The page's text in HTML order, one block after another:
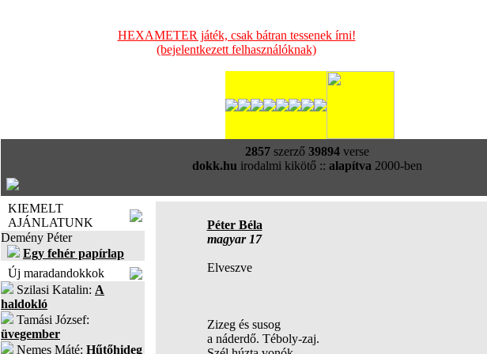
HEXAMETER játék, csak bátran tessenek írni!
(bejelentkezett felhasználóknak)
2857szerző 39894verse
dokk.hu irodalmi kikötő :: alapítva 2000-ben
KIEMELT
AJÁNLATUNK
Demény Péter
Egy fehér papírlap
Új maradandokkok
Szilasi Katalin: A
haldokló
Tamási József:
üvegember
Nemes Máté: Hűtőhideg
Péter Béla
magyar 17
Elveszve
Zizeg és susog
a náderdő. Téboly-zaj.